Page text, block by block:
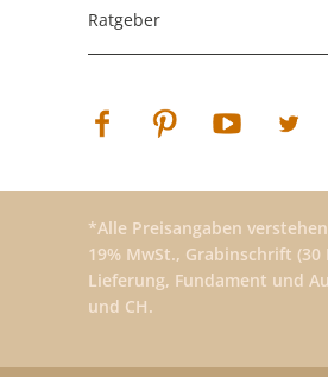
Ratgeber
*Alle Preisangaben
19% MwSt., Grabinschrift (30
Lieferung, Fundament und
und CH.